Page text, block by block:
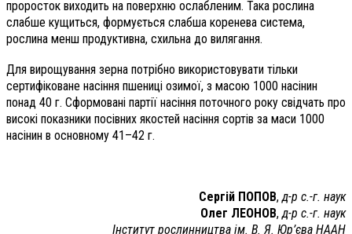
проросток виходить на поверхню ослабленим. Така рослина
слабше кущиться, формується слабша коренева система,
рослина менш продуктивна, схильна до вилягання.
Для вирощування зерна потрібно використовувати тільки
сертифіковане насіння пшениці озимої, з масою 1000 насінин
понад 40 г. Сформовані партії насіння поточного року свідчать про
високі показники посівних якостей насіння сортів за маси 1000
насінин в основному 41–42 г.
Сергій ПОПОВ,д-р с.-г. наук
Олег ЛЕОНОВ,д-р с.-г. наук
Інститут рослинництва ім. В. Я. Юр’єва НААН